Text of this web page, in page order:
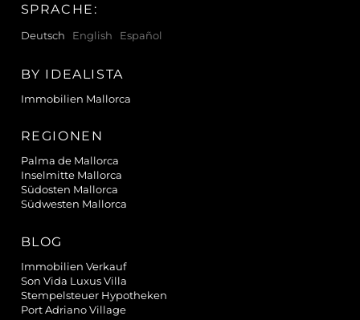
SPRACHE:
Deutsch English Español
BY IDEALISTA
Immobilien Mallorca
REGIONEN
Palma de Mallorca
Inselmitte Mallorca
Südosten Mallorca
Südwesten Mallorca
BLOG
Immobilien Verkauf
Son Vida Luxus Villa
Stempelsteuer Hypotheken
Port Adriano Village